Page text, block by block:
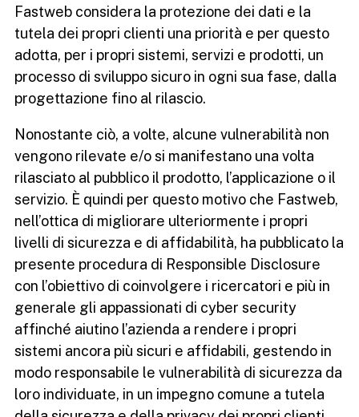
Fastweb considera la protezione dei dati e la
tutela dei propri clienti una priorità e per questo
adotta, per i propri sistemi, servizi e prodotti, un
processo di sviluppo sicuro in ogni sua fase, dalla
progettazione fino al rilascio.
Nonostante ciò, a volte, alcune vulnerabilità non
vengono rilevate e/o si manifestano una volta
rilasciato al pubblico il prodotto, l’applicazione o il
servizio. È quindi per questo motivo che Fastweb,
nell’ottica di migliorare ulteriormente i propri
livelli di sicurezza e di affidabilità, ha pubblicato la
presente procedura di Responsible Disclosure
con l’obiettivo di coinvolgere i ricercatori e più in
generale gli appassionati di cyber security
affinché aiutino l’azienda a rendere i propri
sistemi ancora più sicuri e affidabili, gestendo in
modo responsabile le vulnerabilità di sicurezza da
loro individuate, in un impegno comune a tutela